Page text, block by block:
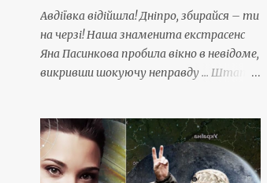
Авдіївка відійшла! Дніпро, збирайся – ти
на черзі! Наша знаменита екстрасенс
Яна Пасинкова пробила вікно в невідоме,
викривши шокуючу неправду ... Штати